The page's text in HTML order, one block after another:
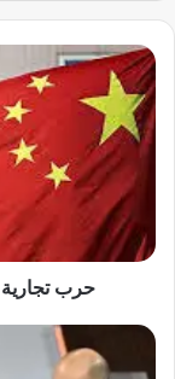
ح
ر
ب
ت
ج
ة
ن
حرب
ر